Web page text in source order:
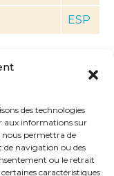
des technologies
aux informations sur
nous permettra de
de navigation ou des
ou le retrait
caractéristiques
à
Ceci